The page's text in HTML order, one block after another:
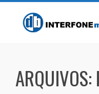
ARQUIVOS: